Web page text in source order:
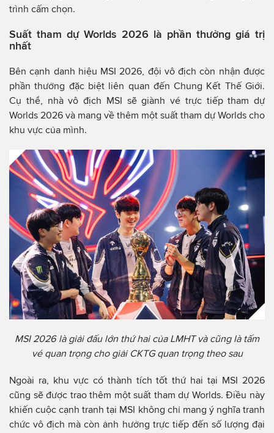
trình cấm chọn.
Suất tham dự Worlds 2026 là phần thưởng giá trị
nhất
Bên cạnh danh hiệu MSI 2026, đội vô địch còn nhận được
phần thưởng đặc biệt liên quan đến Chung Kết Thế Giới.
Cụ thể, nhà vô địch MSI sẽ giành vé trực tiếp tham dự
Worlds 2026 và mang về thêm một suất tham dự Worlds cho
khu vực của mình.
MSI 2026 là giải đấu lớn thứ hai của LMHT và cũng là tấm
vé quan trọng cho giải CKTG quan trọng theo sau
Ngoài ra, khu vực có thành tích tốt thứ hai tại MSI 2026
cũng sẽ được trao thêm một suất tham dự Worlds. Điều này
khiến cuộc cạnh tranh tại MSI không chỉ mang ý nghĩa tranh
chức vô địch mà còn ảnh hưởng trực tiếp đến số lượng đại